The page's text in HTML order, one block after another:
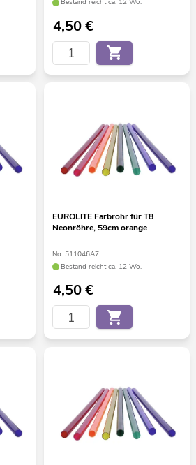
Bestand reicht ca. 12 Wo.
4,50€
EUROLITE Farbrohr für T8
Neonröhre, 59cm orange
No. 511046A7
Bestand reicht ca. 12 Wo.
4,50€